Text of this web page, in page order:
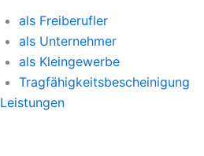
als Freiberufler
als Unternehmer
als Kleingewerbe
Tragfähigkeitsbescheinigung
Leistungen